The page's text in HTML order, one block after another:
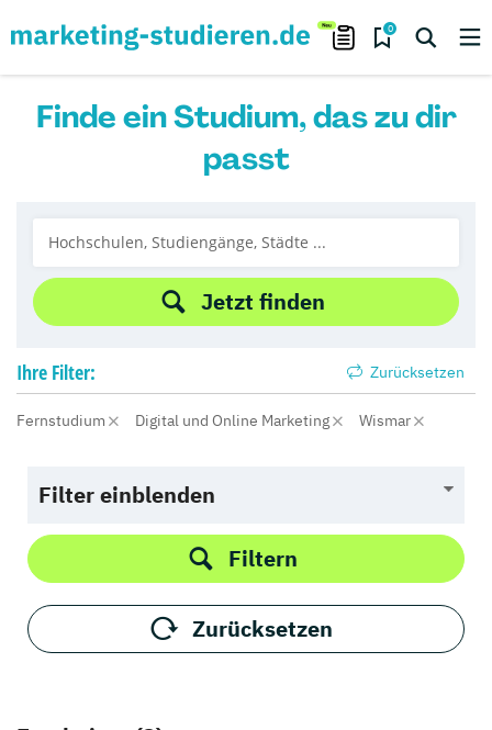
0
Finde ein Studium, das zu dir
passt
Jetzt finden
Ihre Filter: Zurücksetzen
Fernstudium Digital und Online Marketing Wismar
Filter einblenden
Filtern
Zurücksetzen